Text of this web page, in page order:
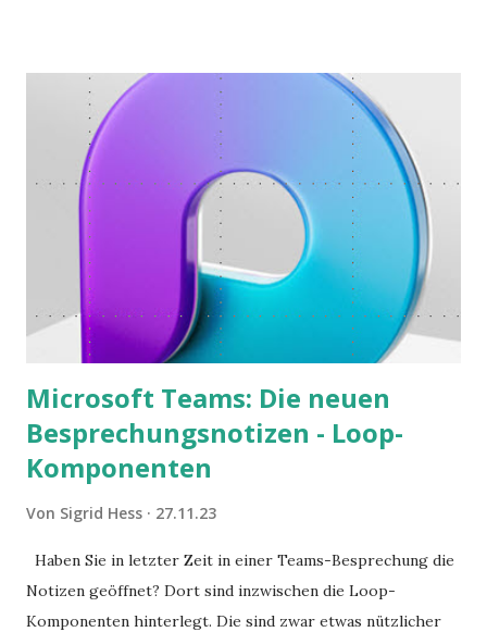
Microsoft Teams: Die neuen
Besprechungsnotizen - Loop-
Komponenten
Von Sigrid Hess 27.11.23
Haben Sie in letzter Zeit in einer Teams-Besprechung die
Notizen geöffnet? Dort sind inzwischen die Loop-
Komponenten hinterlegt. Die sind zwar etwas nützlicher